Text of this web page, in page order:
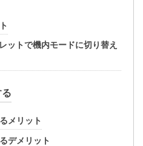
ットで機内モードに切り替え
メリット
デメリット